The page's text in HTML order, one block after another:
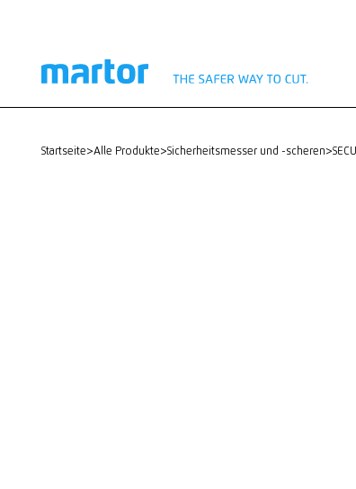
startseite> Alle Produkte> Sicherheitsmesser und -scheren>